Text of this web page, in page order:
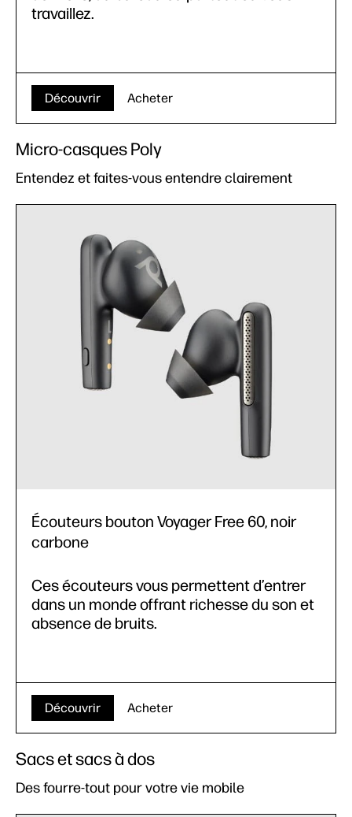
travaillez.
Découvrir Acheter
Micro-casques Poly
Entendez et faites-vous entendre clairement
Écouteurs bouton Voyager Free 60, noir
carbone
Ces écouteurs vous permettent d’entrer
dans un monde offrant richesse du son et
absence de bruits.
Découvrir Acheter
Sacs et sacs à dos
Des fourre-tout pour votre vie mobile